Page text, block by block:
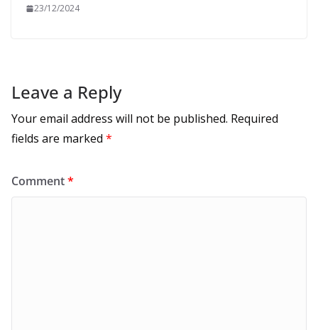
23/12/2024
Leave a Reply
Your email address will not be published. Required
fields are marked *
Comment*